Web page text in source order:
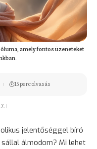
amely fontos üzeneteket
15 perc olvasás
jelentőséggel bíró
álmodom? Mi lehet